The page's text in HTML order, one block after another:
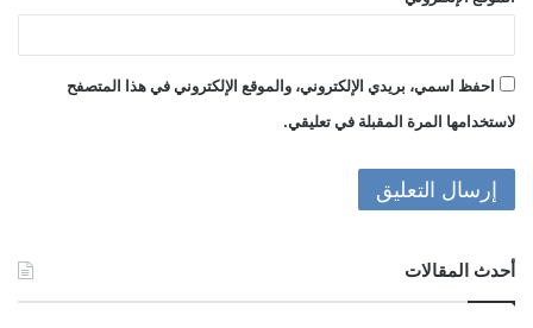
احفظ اسمي، بريدي الإلكتروني، والموقع الإلكتروني في هذا المتصفح
لاستخدامها المرة المقبلة في تعليقي.
أحدث المقالات